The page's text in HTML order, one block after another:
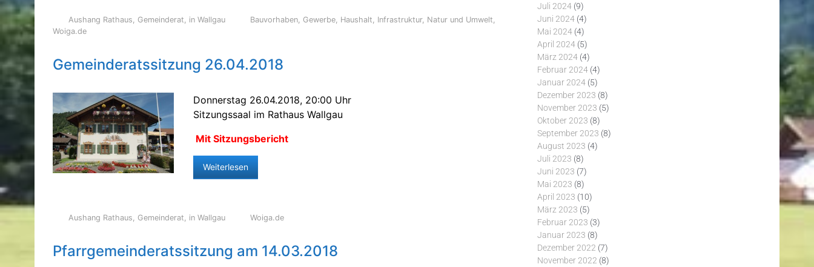
Aushang Rathaus, Gemeinderat, in Wallgau Bauvorhaben, Gewerbe, Haushalt, Infrastruktur, Natur und Umwelt,
Woiga.de
Gemeinderatssitzung 26.04.2018
Donnerstag 26.04.2018, 20:00 Uhr
Sitzungssaal im Rathaus Wallgau
Mit Sitzungsbericht
Weiterlesen
Aushang Rathaus, Gemeinderat, in Wallgau Woiga.de
Pfarrgemeinderatssitzung am 14.03.2018
Juli 2024 (9)
Juni 2024 (4)
Mai 2024 (4)
April 2024 (5)
März 2024 (4)
Februar 2024 (4)
Januar 2024 (5)
Dezember 2023 (8)
November 2023 (5)
Oktober 2023 (8)
September 2023 (8)
August 2023 (4)
Juli 2023 (8)
Juni 2023 (7)
Mai 2023 (8)
April 2023 (10)
März 2023 (5)
Februar 2023 (3)
Januar 2023 (8)
Dezember 2022 (7)
November 2022 (8)